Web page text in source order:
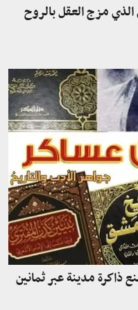
مزج العقل بالروح
مدينة عبر ثمانين